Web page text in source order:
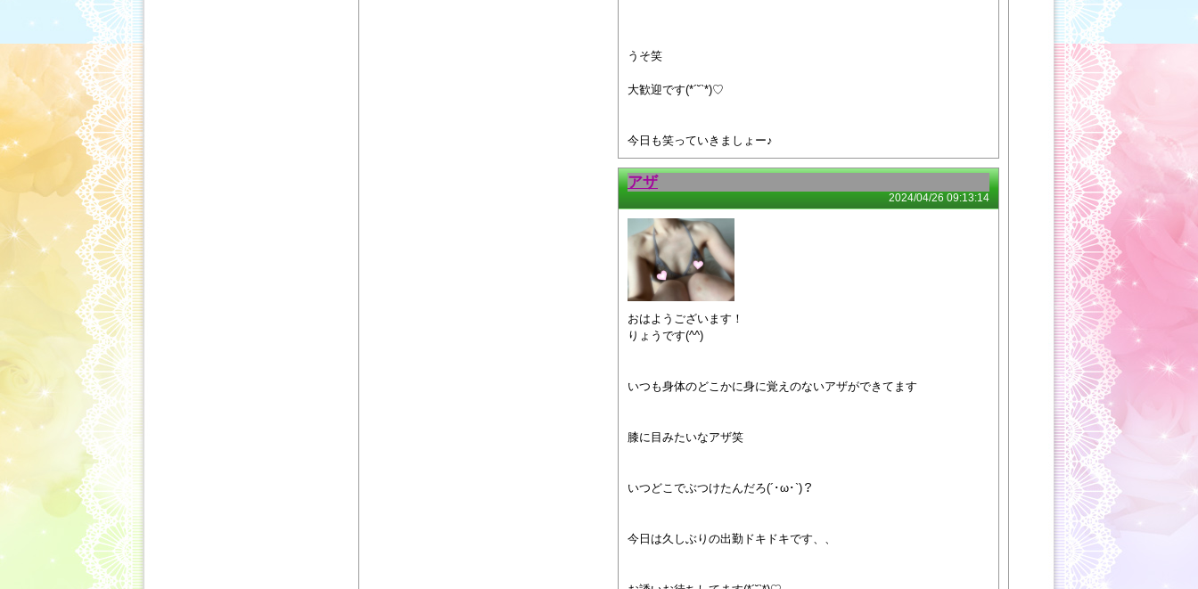
うそ笑
大歓迎です(*´˘`*)♡
今日も笑っていきましょー♪
アザ
2024/04/26 09:13:14
おはようございます！
りょうです(^^)
いつも身体のどこかに身に覚えのないアザができてます
膝に目みたいなアザ笑
いつどこでぶつけたんだろ(´･ω･`)？
今日は久しぶりの出勤ドキドキです、、